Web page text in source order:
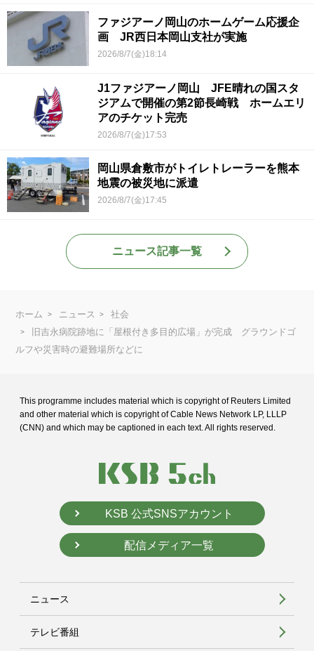
ファジアーノ岡山のホームゲーム応援企
画 JR西日本岡山支社が実施
2026/8/7(金)18:14
J1ファジアーノ岡山 JFE晴れの国スタ
ジアムで開催の第2節長崎戦 ホームエリ
アのチケット完売
2026/8/7(金)17:53
岡山県倉敷市がトイレトレーラーを熊本
地震の被災地に派遣
2026/8/7(金)17:45
ニュース記事一覧
ホーム ニュース
社会
旧吉永病院跡地に「屋根付き多目的広場」が完成 グラウンドゴ
ルフや災害時の避難場所などに
This programme includes material which is copyright of Reuters Limited
and other material which is copyright of Cable News Network LP, LLLP
(CNN) and which may be captioned in each text. All rights reserved.
KSB 公式SNSアカウント
配信メディア一覧
ニュース
テレビ番組